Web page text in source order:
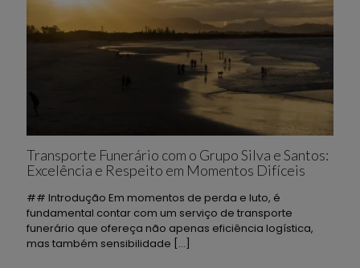
Transporte Funerário com o Grupo Silva e Santos:
Excelência e Respeito em Momentos Difíceis
## Introdução Em momentos de perda e luto, é
fundamental contar com um serviço de transporte
funerário que ofereça não apenas eficiência logística,
mas também sensibilidade […]